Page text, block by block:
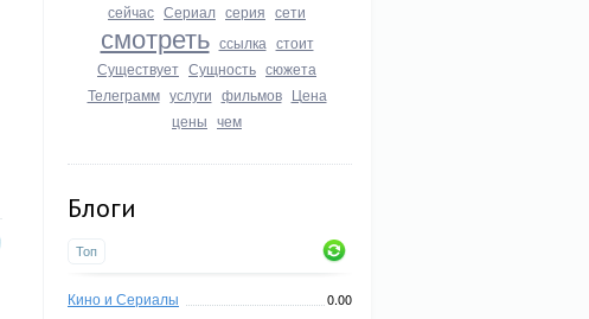
сейчас Сериал серия сети
смотреть ссылка стоит
Существует Сущность сюжета
Телеграмм услуги фильмов Цена
цены чем
Блоги
Топ
Кино и Сериалы 0.00